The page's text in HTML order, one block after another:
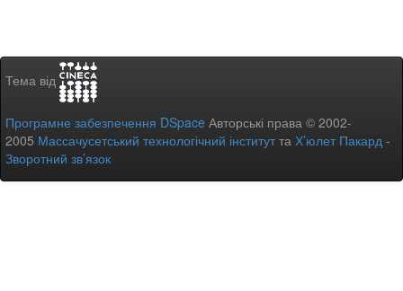
Тема від
Програмне забезпечення DSpace Авторські права © 2002-
2005 Массачусетський технологічний інститутта Х’юлет Пакард -
Зворотний зв’язок